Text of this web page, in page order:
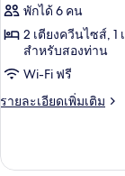
เคลื่อนไหว
(#1101)
ของ
1-
Condo
-
Level
พักได้ 6 คน
2 เตียงควีนไซส์,
สำหรับสองท่าน
Wi-Fi ฟรี
รายละเอียดเพิ่มเติม
ราย
เกี่ยว